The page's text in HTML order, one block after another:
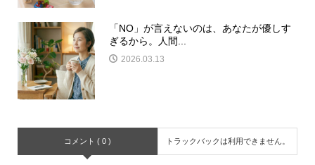
「NO」が言えないのは、あなたが優しす
ぎるから。人間...
2026.03.13
コメント ( 0 ) トラックバックは利用できません。